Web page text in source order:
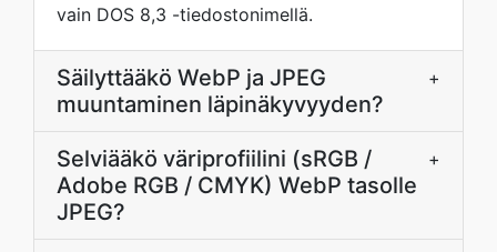
vain DOS 8,3 -tiedostonimellä.
Säilyttääkö WebP ja JPEG
muuntaminen läpinäkyvyyden?
+
Selviääkö väriprofiilini (sRGB /
Adobe RGB / CMYK) WebP tasolle
JPEG?
+